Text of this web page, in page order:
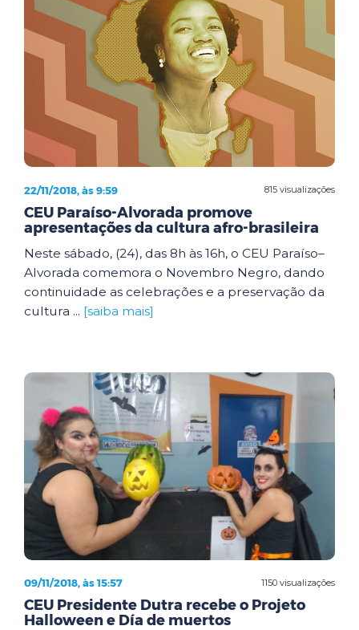
815 visualizações
22/11/2018, às 9:59
CEU Paraíso-Alvorada promove
apresentações da cultura afro-brasileira
Neste sábado, (24), das 8h às 16h, o CEU Paraíso–
Alvorada comemora o Novembro Negro, dando
continuidade as celebrações e a preservação da
cultura ... [saiba mais]
1150 visualizações
09/11/2018, às 15:57
CEU Presidente Dutra recebe o Projeto
Halloween e Día de muertos